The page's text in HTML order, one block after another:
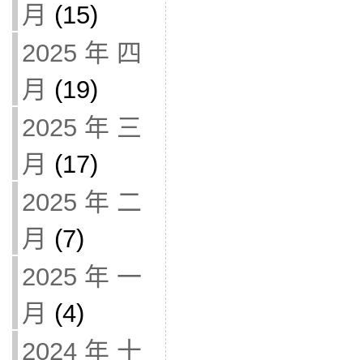
月 (15)
2025 年 四
月 (19)
2025 年 三
月 (17)
2025 年 二
月 (7)
2025 年 一
月 (4)
2024 年 十